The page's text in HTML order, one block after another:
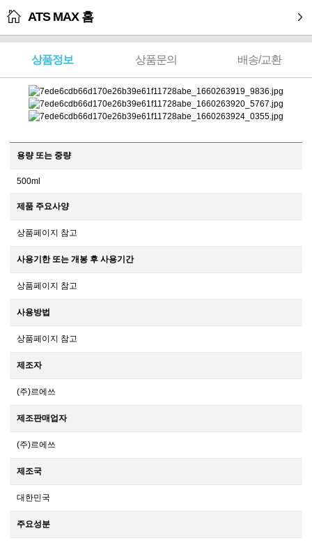
ATS MAX 홈
상품정보 상품문의 배송/교환
용량 또는 중량
500ml
제품 주요사양
상품페이지 참고
사용기한 또는 개봉 후 사용기간
상품페이지 참고
사용방법
상품페이지 참고
제조자
(주)르에쓰
제조판매업자
(주)르에쓰
제조국
대한민국
주요성분